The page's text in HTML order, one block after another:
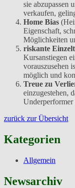
sie abzupassen
verkaufen,
Home Bias
Eigenschaft,
Möglichkeiten
riskante
Kursanstiegen
vorauszusehen
möglich und
Treue zu
einzugestehen,
Underperformer
zurück zur Übersicht
Kategorien
Allgemein
Newsarchiv